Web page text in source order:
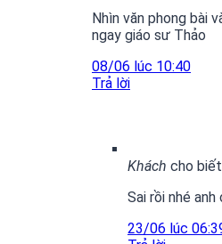
Nhìn văn phong bài
ngay giáo sư Thảo
08/06 lúc 10:40
Trả lời
Khách cho
Sai rồi nhé anh
23/06 lúc